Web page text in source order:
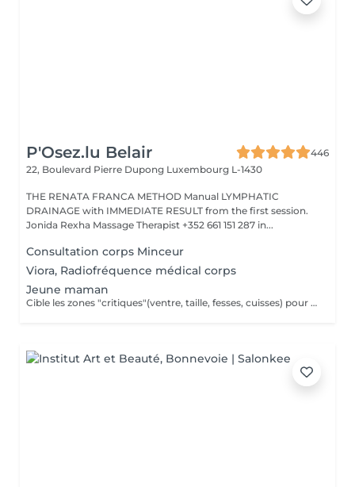
P'Osez.lu Belair
446
22, Boulevard Pierre Dupong Luxembourg L-1430
THE RENATA FRANCA METHOD Manual LYMPHATIC
DRAINAGE with IMMEDIATE RESULT from the first session.
Jonida Rexha Massage Therapist +352 661 151 287 in...
Consultation corps Minceur
Viora, Radiofréquence médical corps
Jeune maman
Cible les zones "critiques"(ventre, taille, fesses, cuisses) pour retrouver une silhouette harmonieuse après l'arrivée de bébé tout en apportant une véritable sensation de bien-être.